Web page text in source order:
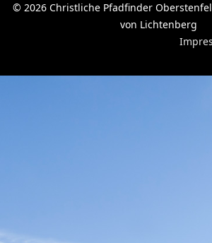
© 2026 Christliche Pfadfinder
von Lichtenberg